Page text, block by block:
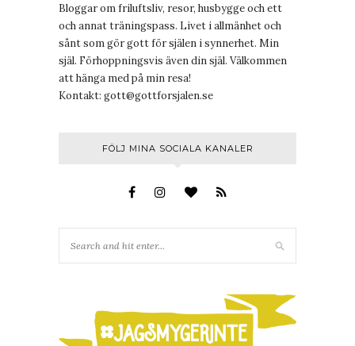
Bloggar om friluftsliv, resor, husbygge och ett
och annat träningspass. Livet i allmänhet och
sånt som gör gott för själen i synnerhet. Min
själ. Förhoppningsvis även din själ. Välkommen
att hänga med på min resa!
Kontakt: gott@gottforsjalen.se
FÖLJ MINA SOCIALA KANALER